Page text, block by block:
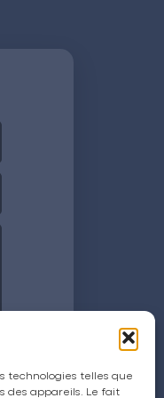
technologies telles que
des appareils. Le fait